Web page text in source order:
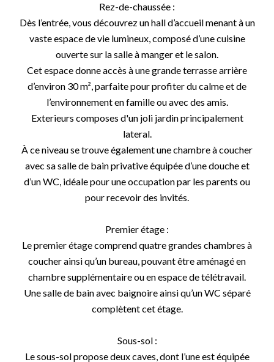
Rez-de-chaussée :
Dès l’entrée, vous découvrez un hall d’accueil menant à un
vaste espace de vie lumineux, composé d’une cuisine
ouverte sur la salle à manger et le salon.
Cet espace donne accès à une grande terrasse arrière
d’environ 30 m², parfaite pour profiter du calme et de
l’environnement en famille ou avec des amis.
Exterieurs composes d'un joli jardin principalement
lateral.
À ce niveau se trouve également une chambre à coucher
avec sa salle de bain privative équipée d’une douche et
d’un WC, idéale pour une occupation par les parents ou
pour recevoir des invités.
Premier étage :
Le premier étage comprend quatre grandes chambres à
coucher ainsi qu’un bureau, pouvant être aménagé en
chambre supplémentaire ou en espace de télétravail.
Une salle de bain avec baignoire ainsi qu’un WC séparé
complètent cet étage.
Sous-sol :
Le sous-sol propose deux caves, dont l’une est équipée